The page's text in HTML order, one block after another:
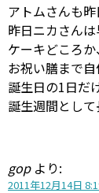
アトムさんも
昨日ニカさん
ケーキどころか、
お祝い膳まで自
誕生日の1日だ
誕生週間として
gop より:
2011年12月14日